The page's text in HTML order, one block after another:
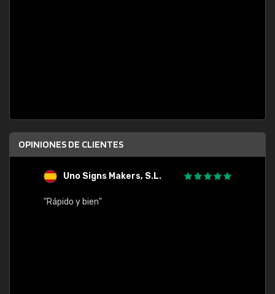
OPINIONES DE CLIENTES
Uno Signs Makers, S.L.
"Rápido y bien"